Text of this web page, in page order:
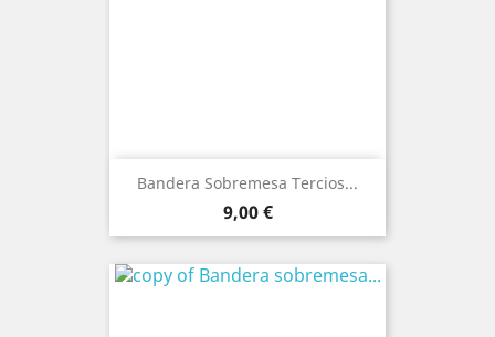
Bandera Sobremesa Tercios...
Prezo
9,00 €